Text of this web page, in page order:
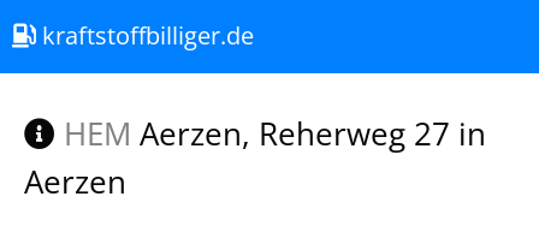
kraftstoffbilliger.de
HEM Aerzen, Reherweg 27 in
Aerzen